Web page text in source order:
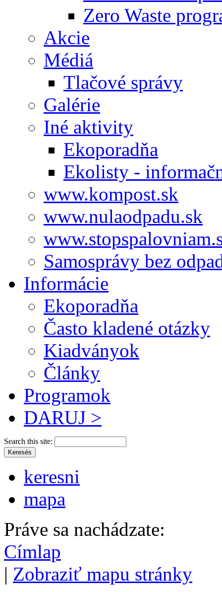
Zero Waste
Akcie
Médiá
Tlačové správy
Galérie
Iné aktivity
Ekoporadňa
Ekolisty -
www.kompost.sk
www.nulaodpadu.sk
Samosprávy bez
Informácie
Ekoporadňa
Často kladené otázky
Kiadványok
Články
Programok
DARUJ >
Search this site:
keresni
mapa
Práve sa nachádzate:
Címlap
| Zobraziť mapu stránky